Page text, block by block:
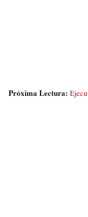
Próxima Lectura: